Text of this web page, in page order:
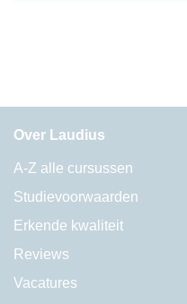
Over Laudius
A-Z alle cursussen
Studievoorwaarden
Erkende kwaliteit
Reviews
Vacatures